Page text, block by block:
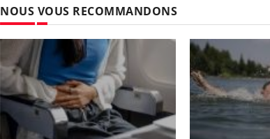
NOUS VOUS RECOMMANDONS